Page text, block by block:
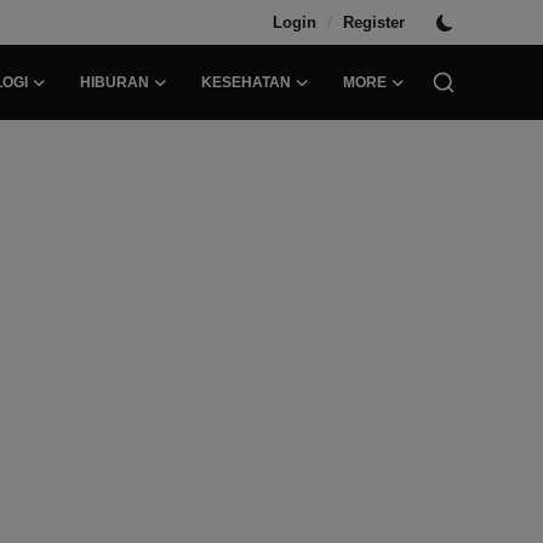
Login / Register
HIBURAN KESEHATAN MORE